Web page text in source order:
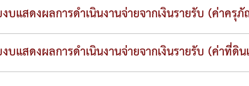
บแสดงผลการดำเนินงานจ่ายจากเงินรายรับ (ค่าครุ
บแสดงผลการดำเนินงานจ่ายจากเงินรายรับ (ค่าที่ดิ